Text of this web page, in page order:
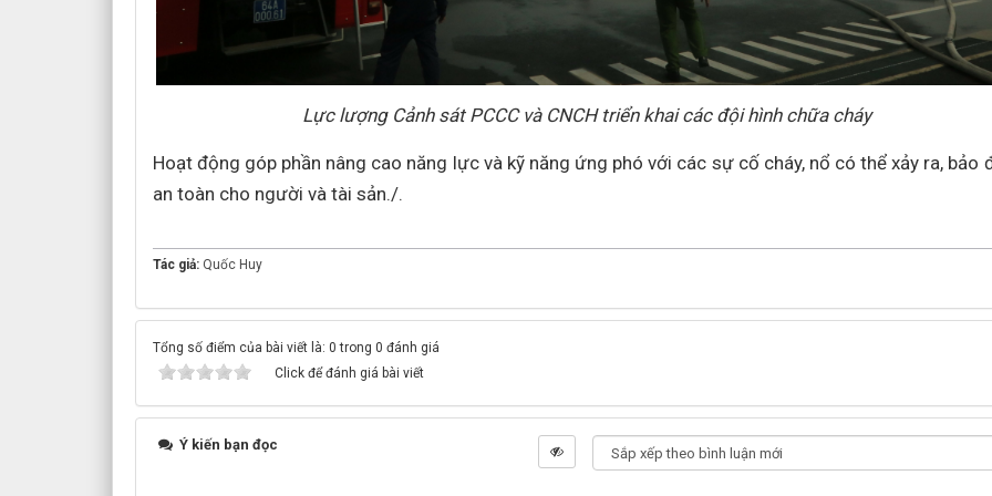
Lực lượng Cảnh sát PCCC và CNCH triển khai các đội hình chữa cháy
Hoạt động góp phần nâng cao năng lực và kỹ năng ứng phó với các sự cố cháy, nổ có thể xảy ra, bảo
an toàn cho người và tài sản./.
Tác giả: Quốc Huy
Tổng số điểm của bài viết là: 0 trong 0 đánh giá
Click để đánh giá bài viết
Ý kiến bạn đọc